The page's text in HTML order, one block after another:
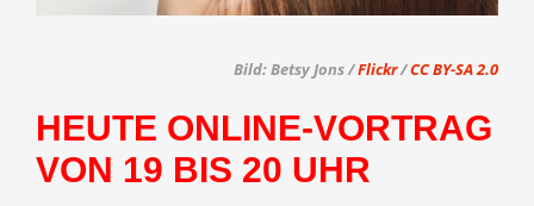
Bild: Betsy Jons /Flickr/CC BY-SA 2.0
HEUTE ONLINE-VORTRAG
VON 19 BIS 20 UHR